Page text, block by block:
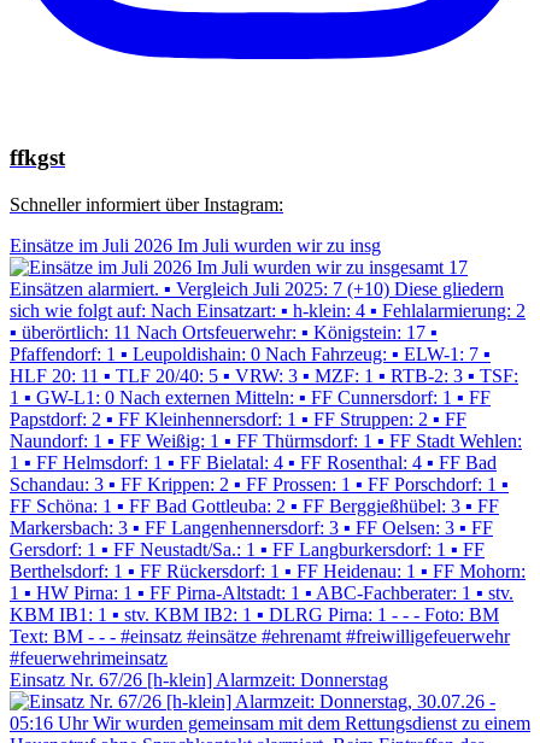
ffkgst
Schneller informiert über Instagram:
Einsätze im Juli 2026 Im Juli wurden wir zu insg
Einsatz Nr. 67/26 [h-klein] Alarmzeit: Donnerstag